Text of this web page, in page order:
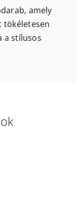
amely
tökéletesen
a stílusos